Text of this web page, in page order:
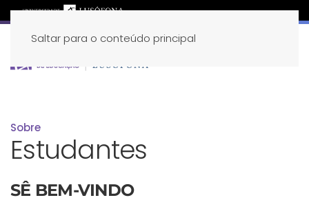
Saltar para o conteúdo principal
Sobre
Estudantes
SÊ BEM-VINDO